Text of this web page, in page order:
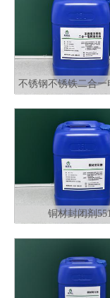
不锈钢不锈铁二合一
铜材封闭剂